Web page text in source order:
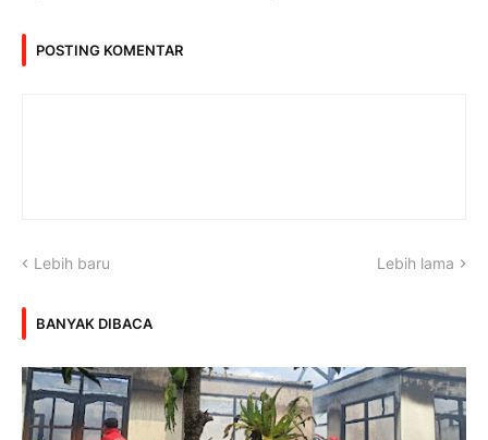
POSTING KOMENTAR
Lebih baru Lebih lama
BANYAK DIBACA